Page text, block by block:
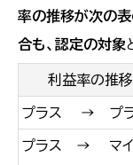
率の推移が次の
合も、認定の対象
利益率の推移
プラス → プ
プラス → マイ